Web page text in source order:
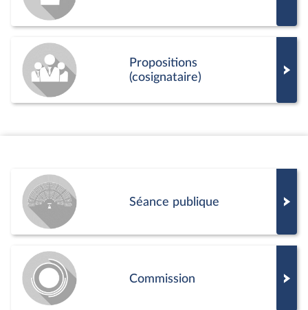
Propositions
(cosignataire)
Séance publique
Commission